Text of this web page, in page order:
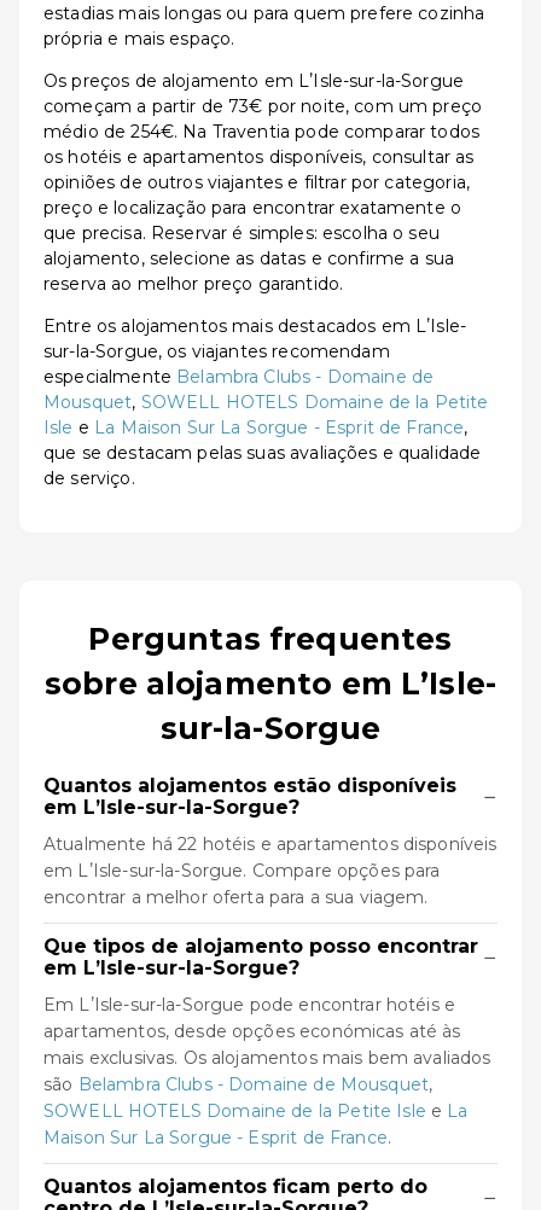
estadias mais longas ou para quem prefere cozinha
própria e mais espaço.
Os preços de alojamento em LʼIsle-sur-la-Sorgue
começam a partir de 73€ por noite, com um preço
médio de 254€. Na Traventia pode comparar todos
os hotéis e apartamentos disponíveis, consultar as
opiniões de outros viajantes e filtrar por categoria,
preço e localização para encontrar exatamente o
que precisa. Reservar é simples: escolha o seu
alojamento, selecione as datas e confirme a sua
reserva ao melhor preço garantido.
Entre os alojamentos mais destacados em LʼIsle-
sur-la-Sorgue, os viajantes recomendam
especialmente Belambra Clubs - Domaine de
Mousquet, SOWELL HOTELS Domaine de la Petite
Isle e La Maison Sur La Sorgue - Esprit de France,
que se destacam pelas suas avaliações e qualidade
de serviço.
Perguntas frequentes
sobre alojamento em LʼIsle-
sur-la-Sorgue
Quantos alojamentos estão disponíveis
em LʼIsle-sur-la-Sorgue?
−
Atualmente há 22 hotéis e apartamentos disponíveis
em LʼIsle-sur-la-Sorgue. Compare opções para
encontrar a melhor oferta para a sua viagem.
Que tipos de alojamento posso encontrar
em LʼIsle-sur-la-Sorgue?
−
Em LʼIsle-sur-la-Sorgue pode encontrar hotéis e
apartamentos, desde opções económicas até às
mais exclusivas. Os alojamentos mais bem avaliados
são Belambra Clubs - Domaine de Mousquet,
SOWELL HOTELS Domaine de la Petite Isle e La
Maison Sur La Sorgue - Esprit de France.
Quantos alojamentos ficam perto do
−